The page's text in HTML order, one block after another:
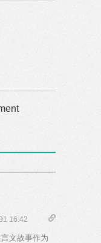
16:42
文故事作为